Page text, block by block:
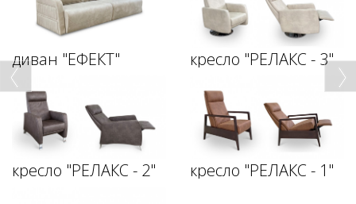
диван "ЕФЕКТ" кресло "РЕЛАКС - 3"
кресло "РЕЛАКС - 2" кресло "РЕЛАКС - 1"